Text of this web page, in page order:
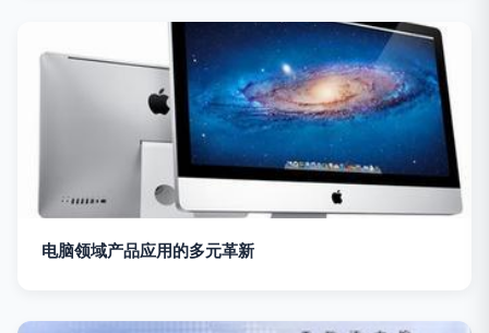
电脑领域产品应用的多元革新